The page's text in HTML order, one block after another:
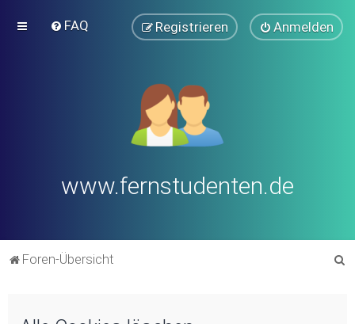
FAQ Anmelden
Registrieren
www.fernstudenten.de
Foren-Übersicht